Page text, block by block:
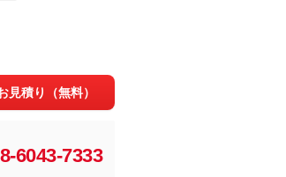
見積り（無料）
6043-7333